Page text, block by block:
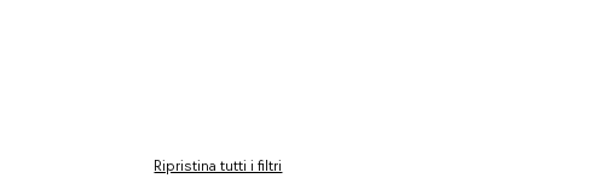
Ripristina tutti i filtri